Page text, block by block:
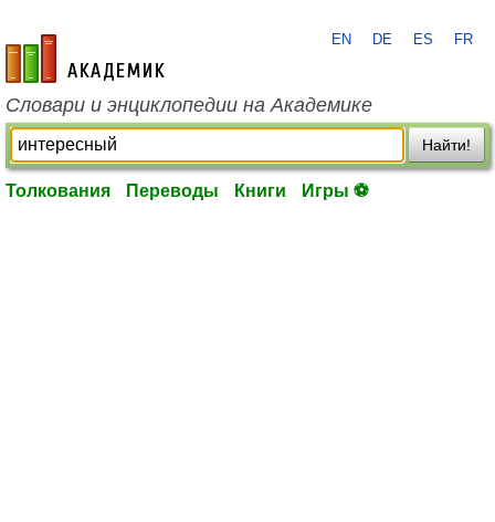
academic.ru
EN DE ES FR
Словари и энциклопедии на Академике
Найти!
Толкования Переводы Книги Игры ⚽